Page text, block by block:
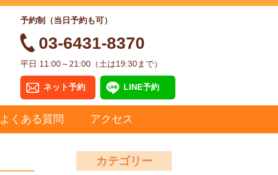
予約制（当日予約も可）
03-6431-8370
平日 11:00～21:00（土は19:30まで）
ネット予約 LINE予約
よくある質問 アクセス
カテゴリー